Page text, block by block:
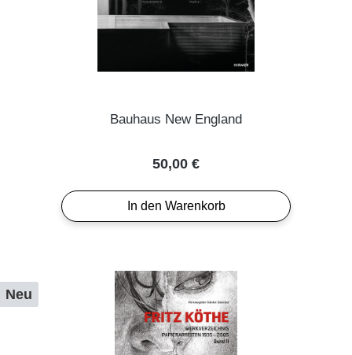
Bauhaus New England
Regulärer Preis:
50,00 €
In den Warenkorb
Neu